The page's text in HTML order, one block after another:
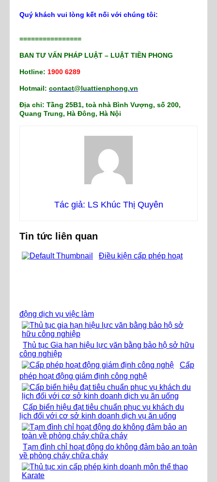
Quý khách vui lòng kết nối với chúng tôi:
================
BAN TƯ VẤN PHÁP LUẬT – LUẬT TIỀN PHONG
Hotline: 1900 6289
Hotmail: contact@luattienphong.vn
Địa chỉ: Tầng 25B1, toà nhà Bình Vượng, số 200,
Quang Trung, Hà Đông, Hà Nội
Tác giả: LS Khúc Thị Quyên
Tin tức liên quan
Điều kiện cấp phép hoạt
động dịch vụ việc làm
Thủ tục Gia hạn hiệu lực văn bằng bảo hộ sở hữu
công nghiệp
Cấp
phép hoạt động giám định công nghệ
Cấp biển hiệu đạt tiêu chuẩn phục vụ khách du
lịch đối với cơ sở kinh doanh dịch vụ ăn uống
Tạm đình chỉ hoạt động do không đảm bảo an toàn
về phòng cháy chữa cháy